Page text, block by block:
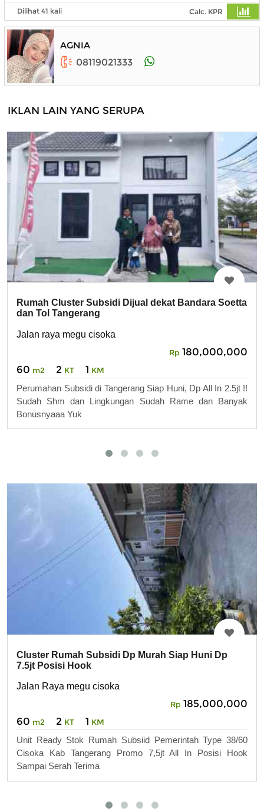
Dilihat 41 kali Calc. KPR
AGNIA
08119021333
IKLAN LAIN YANG SERUPA
Rumah Cluster Subsidi Dijual dekat Bandara Soetta
dan Tol Tangerang
Jalan raya megu cisoka
Rp 180,000,000
60 m2 2 KT 1 KM
Perumahan Subsidi di Tangerang Siap Huni, Dp All In 2.5jt !!
Sudah Shm dan Lingkungan Sudah Rame dan Banyak
Bonusnyaaa Yuk
Cluster Rumah Subsidi Dp Murah Siap Huni Dp
7.5jt Posisi Hook
Jalan Raya megu cisoka
Rp 185,000,000
60 m2 2 KT 1 KM
Unit Ready Stok Rumah Subsiid Pemerintah Type 38/60
Cisoka Kab Tangerang Promo 7,5jt All In Posisi Hook
Sampai Serah Terima